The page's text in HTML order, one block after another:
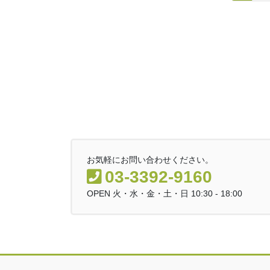
定
定
お気軽にお問い合わせください。
03-3392-9160
OPEN 火・水・金・土・日 10:30 - 18:00